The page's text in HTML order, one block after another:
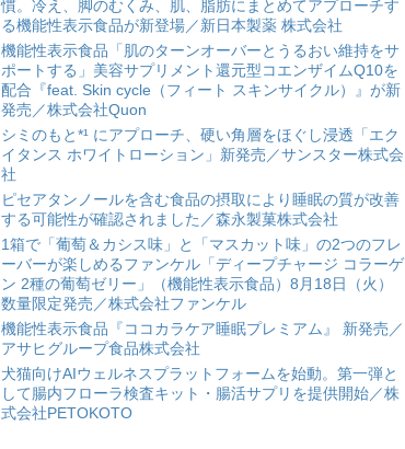
慣。冷え、脚のむくみ、肌、脂肪にまとめてアプローチす
る機能性表示食品が新登場／新日本製薬 株式会社
機能性表示食品「肌のターンオーバーとうるおい維持をサ
ポートする」美容サプリメント還元型コエンザイムQ10を
配合『feat. Skin cycle（フィート スキンサイクル）』が新
発売／株式会社Quon
シミのもと*¹ にアプローチ、硬い角層をほぐし浸透「エク
イタンス ホワイトローション」新発売／サンスター株式会
社
ピセアタンノールを含む食品の摂取により睡眠の質が改善
する可能性が確認されました／森永製菓株式会社
1箱で「葡萄＆カシス味」と「マスカット味」の2つのフレ
ーバーが楽しめるファンケル「ディープチャージ コラーゲ
ン 2種の葡萄ゼリー」（機能性表示食品）8月18日（火）
数量限定発売／株式会社ファンケル
機能性表示食品『ココカラケア睡眠プレミアム』 新発売／
アサヒグループ食品株式会社
犬猫向けAIウェルネスプラットフォームを始動。第一弾と
して腸内フローラ検査キット・腸活サプリを提供開始／株
式会社PETOKOTO